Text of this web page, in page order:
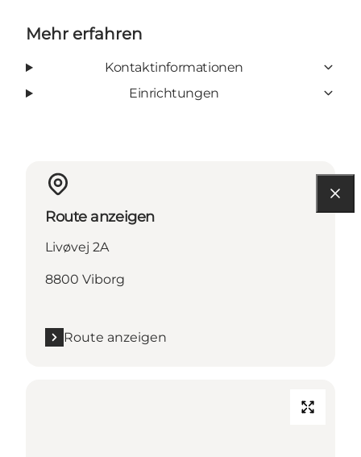
Mehr erfahren
Kontaktinformationen
Einrichtungen
Route anzeigen
Livøvej 2A
8800 Viborg
Route anzeigen